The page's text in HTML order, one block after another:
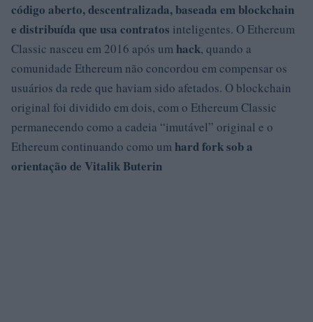
código aberto, descentralizada, baseada em blockchain
e distribuída que usa contratos inteligentes. O Ethereum
Classic nasceu em 2016 após umhack, quando a
comunidade Ethereum não concordou em compensar os
usuários da rede que haviam sido afetados. O blockchain
original foi dividido em dois, com o Ethereum Classic
permanecendo como a cadeia “imutável” original e o
Ethereum continuando como umhard fork sob a
orientação de Vitalik Buterin